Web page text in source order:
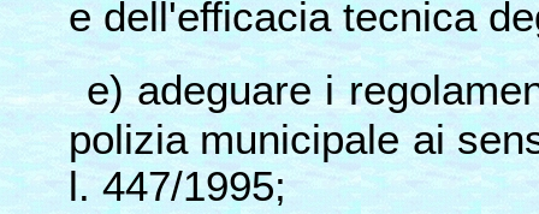
e dell'efficacia tecnica
e) adeguare i
polizia municipale ai
l. 447/1995;